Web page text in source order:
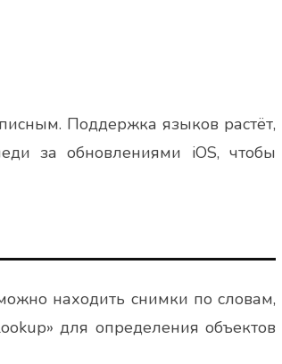
Поддержка языков растёт,
за обновлениями iOS, чтобы
находить снимки по словам,
для определения объектов